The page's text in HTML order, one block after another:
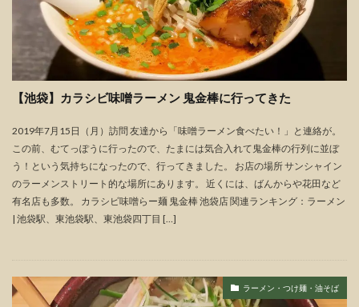
【池袋】カラシビ味噌ラーメン 鬼金棒に行ってきた
2019年7月15日（月）訪問 友達から「味噌ラーメン食べたい！」と連絡が。
この前、むてっぽうに行ったので、たまには気合入れて鬼金棒の行列に並ぼ
う！という気持ちになったので、行ってきました。 お店の場所 サンシャイン
のラーメンストリート的な場所にあります。 近くには、ばんからや花田など
有名店も多数。 カラシビ味噌らー麺 鬼金棒 池袋店 関連ランキング：ラーメン
| 池袋駅、東池袋駅、東池袋四丁目 […]
ラーメン・つけ麺・油そば